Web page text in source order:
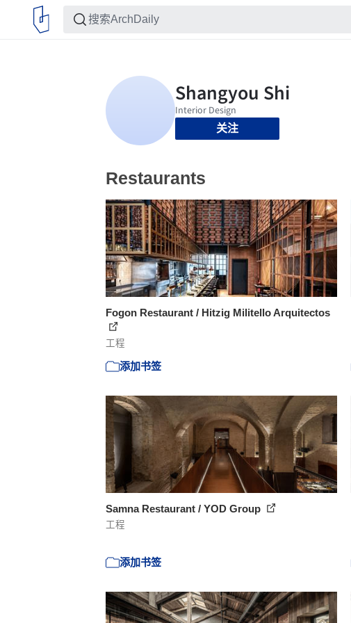
关注
Restaurants
Fogon Restaurant / Hitzig Militello Arquitectos
工程
添加书签
Samna Restaurant / YOD Group
工程
添加书签